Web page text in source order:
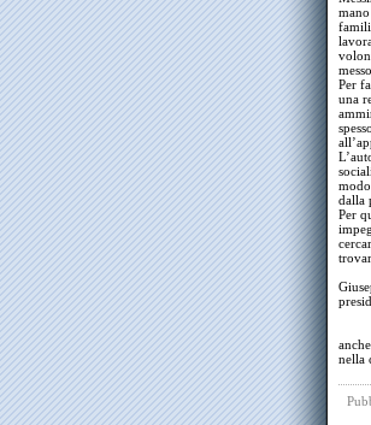
Per
una
dalla
Per
nella